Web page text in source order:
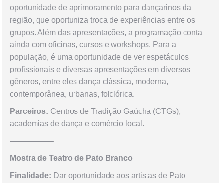
oportunidade de aprimoramento para dançarinos da
região, que oportuniza troca de experiências entre os
grupos. Além das apresentações, a programação conta
ainda com oficinas, cursos e workshops. Para a
população, é uma oportunidade de ver espetáculos
profissionais e diversas apresentações em diversos
gêneros, entre eles dança clássica, moderna,
contemporânea, urbanas, folclórica.
Parceiros: Centros de Tradição Gaúcha (CTGs),
academias de dança e comércio local.
—————–
Mostra de Teatro de Pato Branco
Finalidade: Dar oportunidade aos artistas de Pato